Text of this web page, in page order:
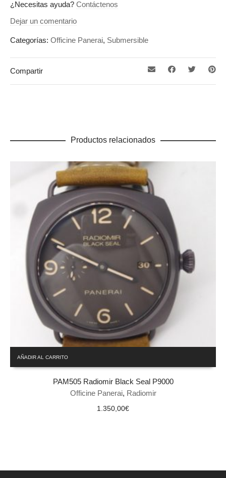
¿Necesitas ayuda? Contáctenos
Dejar un comentario
Categorías: Officine Panerai, Submersible
Compartir
Productos relacionados
AÑADIR AL CARRITO
PAM505 Radiomir Black Seal P9000
Officine Panerai, Radiomir
1.350,00€